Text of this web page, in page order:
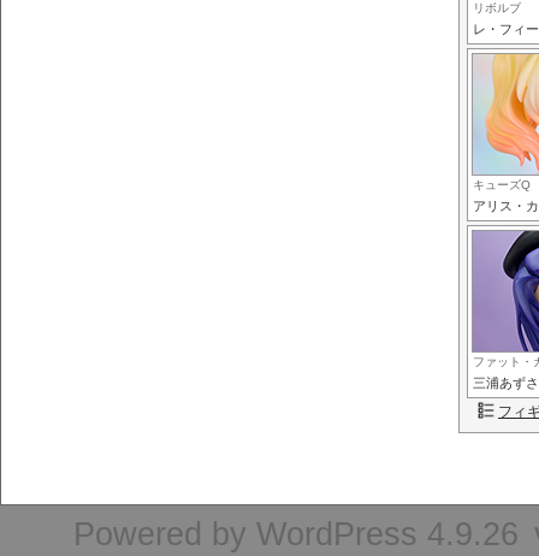
リボルブ
レ・フィ
キューズQ
アリス・
ファット・
三浦あずさ
フィ
Powered by WordPress 4.9.26